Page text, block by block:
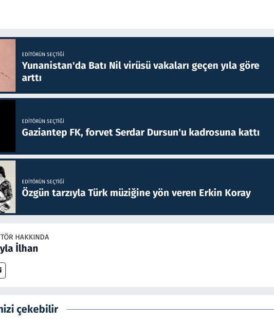
EDITÖRÜN SEÇTIĞI
Yunanistan'da Batı Nil virüsü vakaları geçen yıla göre
arttı
EDITÖRÜN SEÇTIĞI
Gaziantep FK, forvet Serdar Dursun'u kadrosuna kattı
EDITÖRÜN SEÇTIĞI
Özgün tarzıyla Türk müziğine yön veren Erkin Koray
HAKKINDA
İlhan
çekebilir